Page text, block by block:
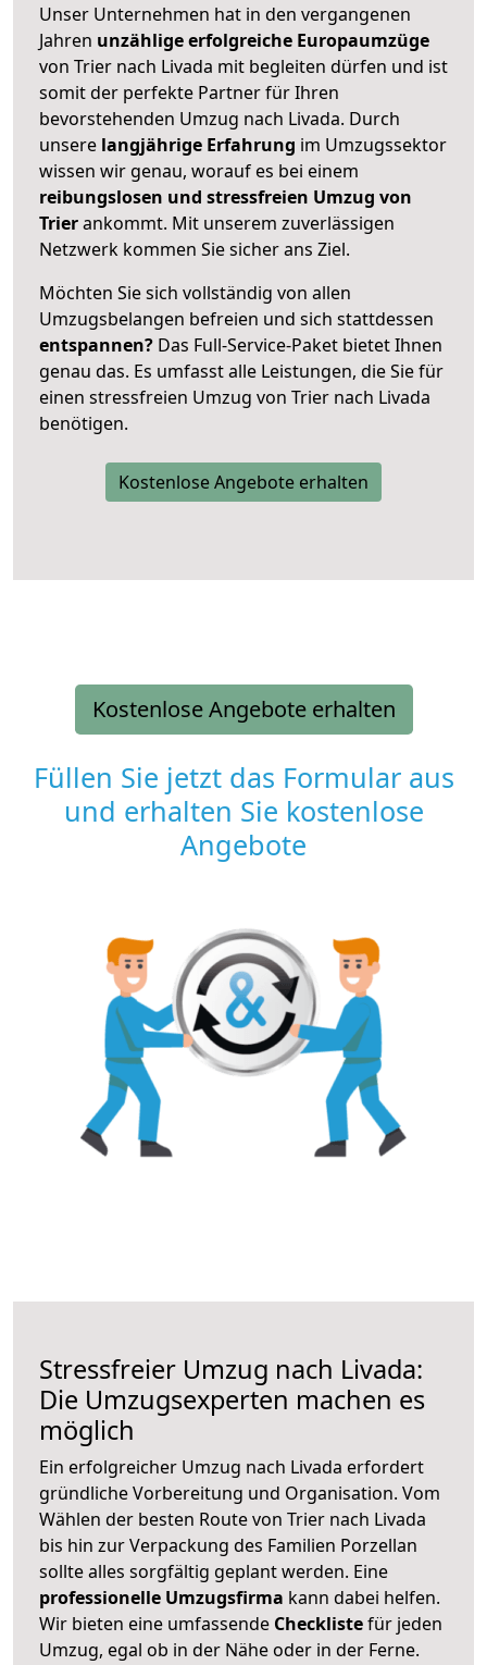
Unser Unternehmen hat in den vergangenen
Jahren unzählige erfolgreiche Europaumzüge
von Trier nach Livada mit begleiten dürfen und ist
somit der perfekte Partner für Ihren
bevorstehenden Umzug nach Livada. Durch
unsere langjährige Erfahrung im Umzugssektor
wissen wir genau, worauf es bei einem
reibungslosen und stressfreien Umzug von
Trierankommt. Mit unserem zuverlässigen
Netzwerk kommen Sie sicher ans Ziel.
Möchten Sie sich vollständig von allen
Umzugsbelangen befreien und sich stattdessen
entspannen? Das Full-Service-Paket bietet Ihnen
genau das. Es umfasst alle Leistungen, die Sie für
einen stressfreien Umzug von Trier nach Livada
benötigen.
Kostenlose Angebote erhalten
Kostenlose Angebote erhalten
Füllen Sie jetzt das Formular aus
und erhalten Sie kostenlose
Angebote
Stressfreier Umzug nach Livada:
Die Umzugsexperten machen es
möglich
Ein erfolgreicher Umzug nach Livada erfordert
gründliche Vorbereitung und Organisation. Vom
Wählen der besten Route von Trier nach Livada
bis hin zur Verpackung des Familien Porzellan
sollte alles sorgfältig geplant werden. Eine
professionelle Umzugsfirma kann dabei helfen.
Wir bieten eine umfassende Checklistefür jeden
Umzug, egal ob in der Nähe oder in der Ferne.